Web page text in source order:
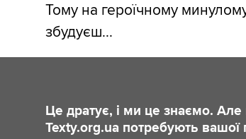
Тому на героїчному
збудуєш...
Це дратує, і ми це знаємо.
Texty.org.ua потребують вашої